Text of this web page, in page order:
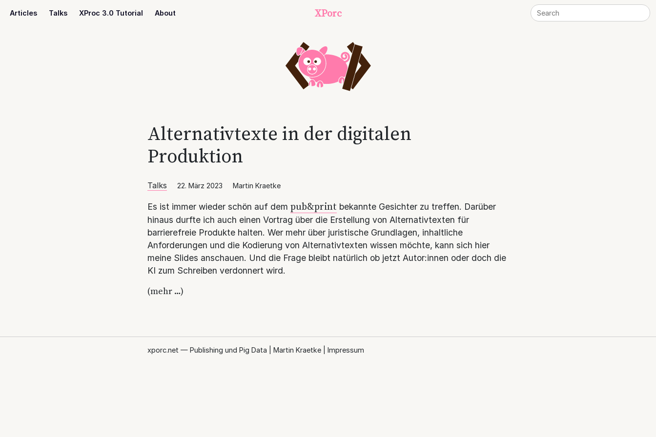
Articles Talks XProc 3.0 Tutorial About XPorc
Alternativtexte in der digitalen
Produktion
Talks 22. März 2023 Martin Kraetke
Es ist immer wieder schön auf dempub&print bekannte Gesichter zu treffen. Darüber
hinaus durfte ich auch einen Vortrag über die Erstellung von Alternativtexten für
barrierefreie Produkte halten. Wer mehr über juristische Grundlagen, inhaltliche
Anforderungen und die Kodierung von Alternativtexten wissen möchte, kann sich hier
meine Slides anschauen. Und die Frage bleibt natürlich ob jetzt Autor:innen oder doch die
KI zum Schreiben verdonnert wird.
(mehr …)
xporc.net — Publishing und Pig Data | Martin Kraetke |Impressum